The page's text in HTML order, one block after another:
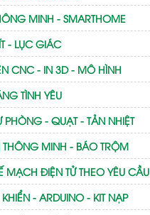
MINH - SMARTHOME
- LỤC GIÁC
CNC - IN 3D - MÔ HÌNH
TÌNH YÊU
PHÒNG - QUẠT - TẢN NHIỆT
THÔNG MINH - BÁO TRỘM
MẠCH ĐIỆN TỬ THEO YÊU CẦU
- ARDUINO - KIT NẠP